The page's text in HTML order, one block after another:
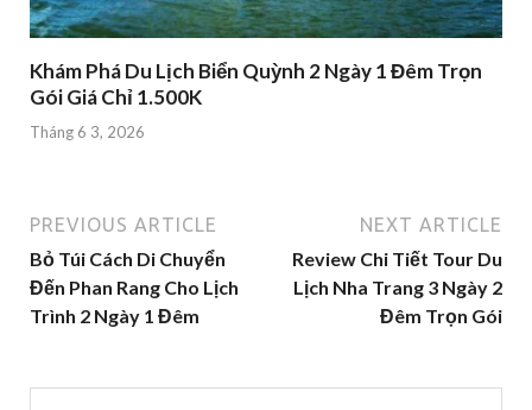
Khám Phá Du Lịch Biển Quỳnh 2 Ngày 1 Đêm Trọn
Gói Giá Chỉ 1.500K
Tháng 6 3, 2026
PREVIOUS ARTICLE
Bỏ Túi Cách Di Chuyển
Đến Phan Rang Cho Lịch
Trình 2 Ngày 1 Đêm
NEXT ARTICLE
Review Chi Tiết Tour Du
Lịch Nha Trang 3 Ngày 2
Đêm Trọn Gói